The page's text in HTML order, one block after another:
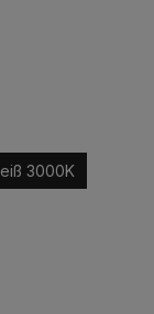
3000K